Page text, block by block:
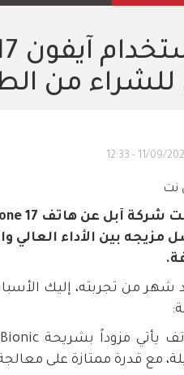
للشراء من
11/09/2025 -
نت
مزيجه بين الأداء العالي
شهر من تجربته، إليك
مع قدرة ممتازة على